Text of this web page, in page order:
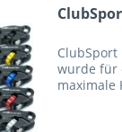
wurde für
maximale